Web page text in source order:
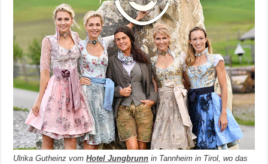
Ulrika Gutheinz vomHotel Jungbrunn in Tannheim in Tirol, wo das